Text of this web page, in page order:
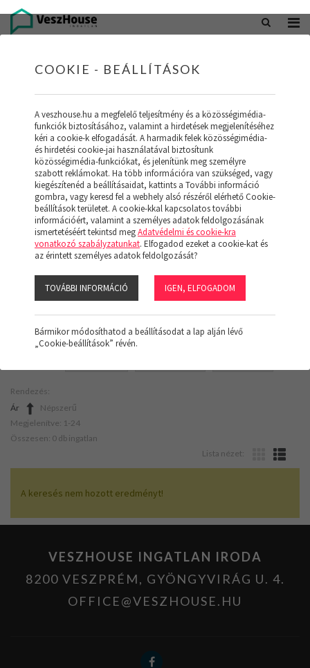
office@veszhouse.hu +36 20 402 5098
INGATLAN KÉSZLETÜNK
(19)
Szűrő megjelenítése
Rendezés:
Ár
Népszerű
Megjelenítve: 1-24
Összesen: 0 db ingatlan
Lista nézet:
A keresés nem hozott eredményt!
VESZHOUSE INGATLAN IRODA
8200 VESZPRÉM, GYÖNGYVIRÁG U. 4.
OFFICE@VESZHOUSE.HU
COOKIE - BEÁLLÍTÁSOK
A veszhouse.hu a megfelelő teljesítmény és a közösségimédia-
funkciók biztosításához, valamint a hirdetések megjelenítéséhez
kéri a cookie-k elfogadását. A harmadik felek közösségimédia-
és hirdetési cookie-jai használatával biztosítunk
közösségimédia-funkciókat, és jelenítünk meg személyre
szabott reklámokat. Ha több információra van szükséged, vagy
kiegészítenéd a beállításaidat, kattints a További információ
gombra, vagy keresd fel a webhely alsó részéről elérhető Cookie-
beállítások területet. A cookie-kkal kapcsolatos további
információért, valamint a személyes adatok feldolgozásának
ismertetéséért tekintsd megAdatvédelmi és cookie-kra
vonatkozó szabályzatunkat. Elfogadod ezeket a cookie-kat és
az érintett személyes adatok feldolgozását?
TOVÁBBI INFORMÁCIÓ IGEN, ELFOGADOM
Bármikor módosíthatod a beállításodat a lap alján lévő
„Cookie-beállítások” révén.